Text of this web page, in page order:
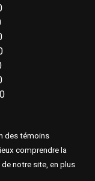
des témoins
comprendre la
notre site, en plus